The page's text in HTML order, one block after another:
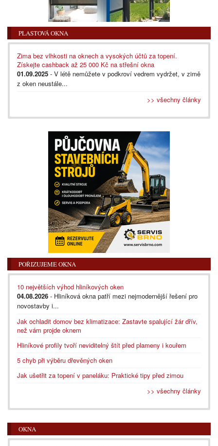
PLASTOVÁ OKNA
Zima bez vlhkosti na oknech a vysokých účtů za topení.
Získejte cashback až 25 000 Kč na střešní okna
01.09.2025 - V létě nemůžete v podkroví vedrem vydržet, v zimě
z oken neustále...
>> všechny články
POŘIZUJEME OKNA
10 největších výhod hliníkových oken
04.08.2026 - Hliníková okna patří mezi nejmodernější řešení pro
novostavby i...
Jak ochladit domov bez klimatizace: Zastavte spalující žár dřív,
než vám projde oknem
Hliníkové profily tvoří neviditelný štít před plameny i kouřem
5 chyb při výběru dřevěných oken
Jak ušetřit za topení v paneláku: Praktické tipy před zimou
>> všechny články
OKNA